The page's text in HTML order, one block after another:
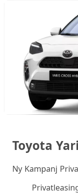
Toyota
NyKampanj